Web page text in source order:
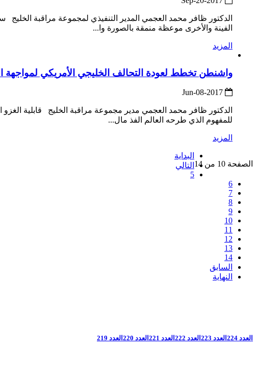
الفينة والأخرى موعظة منمقة بالصورة وا...
المزيد
واشنطن تخطط لعودة التحالف الخليجي الأمريكي لمواجهة
الدكتور ظافر محمد العجمي مدير مجموعة مراقبة الخليج قابلية
للمفهوم الذي طرحه العالم الفذ مال...
المزيد
الصفحة 10 من 14
البداية
التالي
5
6
7
8
9
10
11
12
13
14
السابق
النهاية
العدد 224 العدد 223 العدد 222 العدد 221 العدد 220 العدد 219